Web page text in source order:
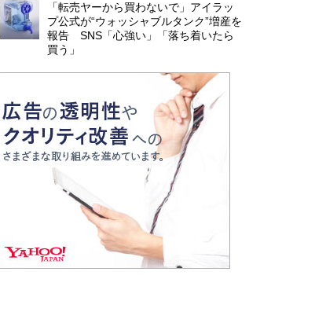
「転売ヤーから買わないで」アイラッ
プ公式が“ウォッシャブルタンク”増産を
報告 SNS「心強い」「落ち着いたら
買う」